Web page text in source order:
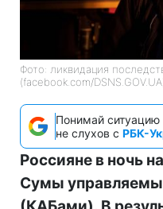
Фото: ликвидация
(facebook.com/
Понимай ситуацию
не слухов с РБК-
Россияне в ночь
Сумы